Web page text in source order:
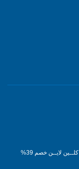
شركة تنظيف بالرياض 0556501701 كلــين لايــن خصم 39%